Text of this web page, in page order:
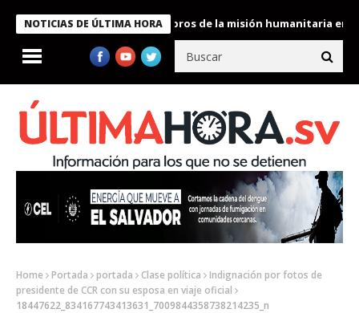
NOTICIAS DE ÚLTIMA HORA
Bukele condecora a miembros de la misión humanitaria enviada
Home Portada portada Clase política
Indignación por fotos de
presidente de CCR con su esposa en viaje oficial
18447622_834167743413631_7009844358738214235_n